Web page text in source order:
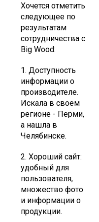
Хочется отметить
следующее по
результатам
сотрудничества с
Big Wood:
1. Доступность
информации о
производителе.
Искала в своем
регионе - Перми,
а нашла в
Челябинске.
2. Хороший сайт:
удобный для
пользователя,
множество фото
и информации о
продукции.